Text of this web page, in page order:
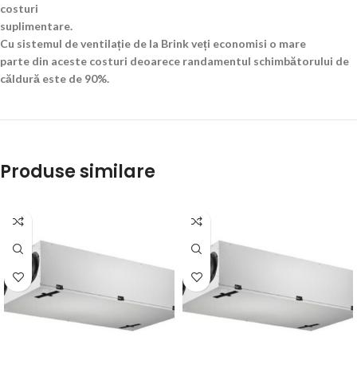
costuri
suplimentare.
Cu sistemul de ventilație de la Brink veți economisi o mare
parte din aceste costuri deoarece randamentul schimbătorului de
căldură este de 90%.
Produse similare